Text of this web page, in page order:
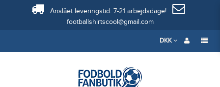
Anslået leveringstid: 7-21 arbejdsdage!
footballshirtscool@gmail.com
DKK